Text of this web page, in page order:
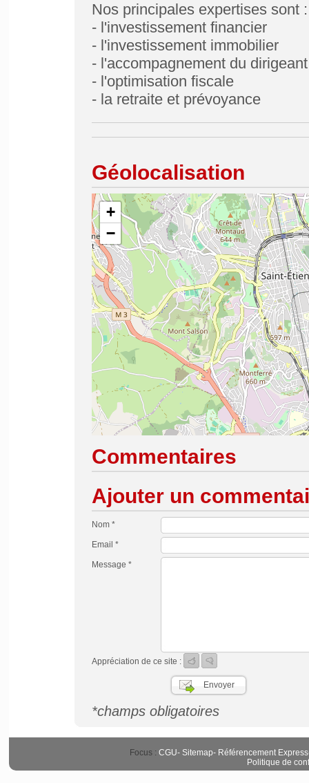
Nos principales expertises sont :
- l'investissement financier
- l'investissement immobilier
- l'accompagnement du
- l'optimisation fiscale
- la retraite et prévoyance
Géolocalisation
+
−
Commentaires
Ajouter un
Nom *
Email *
Message *
Appréciation de ce site :
*champs obligatoires
Focus : CGU- Sitemap- Référencement Express
Politique de